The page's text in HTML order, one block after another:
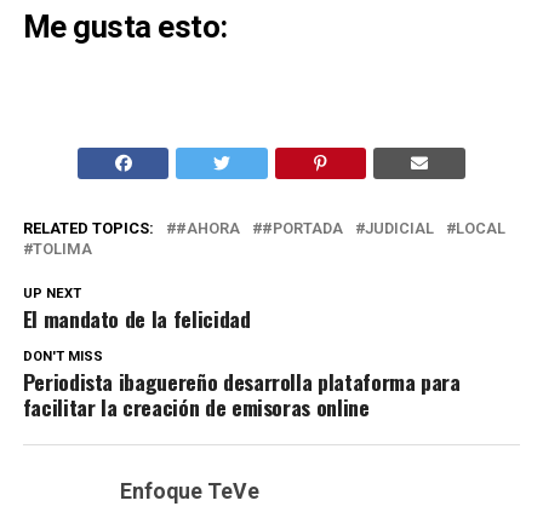
Me gusta esto:
RELATED TOPICS: #AHORA #PORTADA JUDICIAL
LOCAL
TOLIMA
UP NEXT
El mandato de la felicidad
DON'T MISS
Periodista ibaguereño desarrolla plataforma para
facilitar la creación de emisoras online
Enfoque TeVe